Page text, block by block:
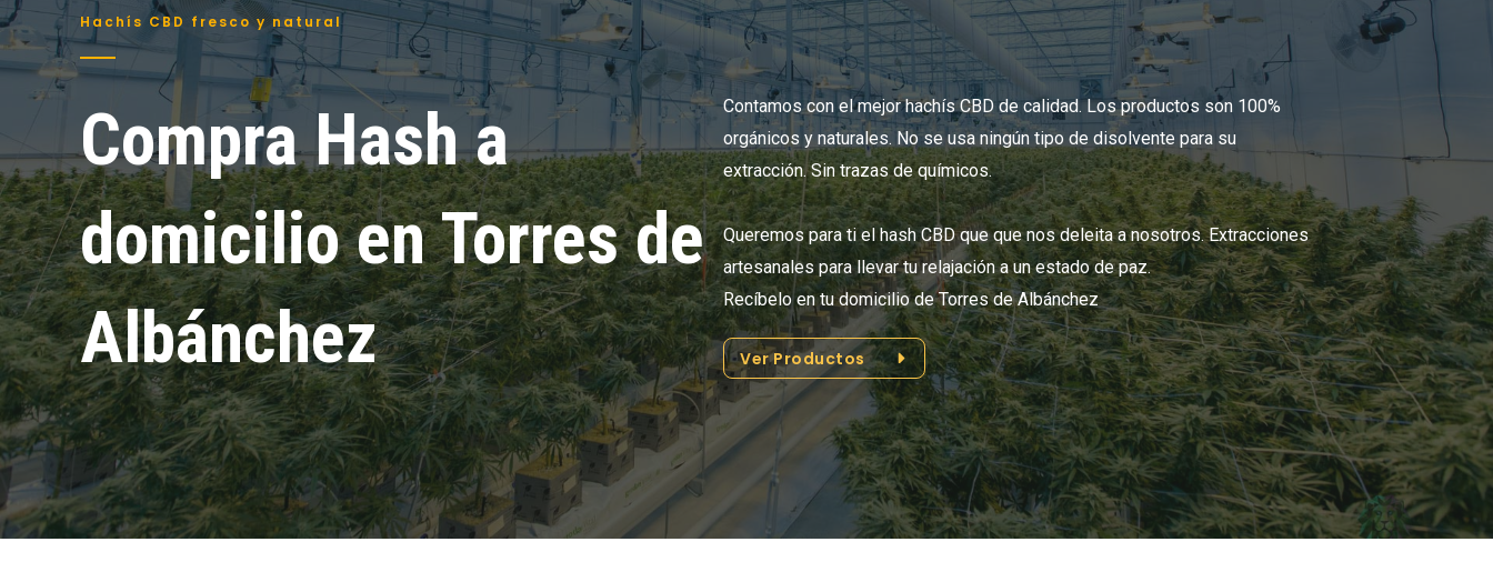
Hachís CBD fresco y natural
Compra Hash a
domicilio en Torres de
Albánchez
Contamos con el mejor hachís CBD de calidad. Los productos son 100%
orgánicos y naturales. No se usa ningún tipo de disolvente para su
extracción. Sin trazas de químicos.
Queremos para ti el hash CBD que que nos deleita a nosotros. Extracciones
artesanales para llevar tu relajación a un estado de paz.
Recíbelo en tu domicilio de Torres de Albánchez
Ver Productos